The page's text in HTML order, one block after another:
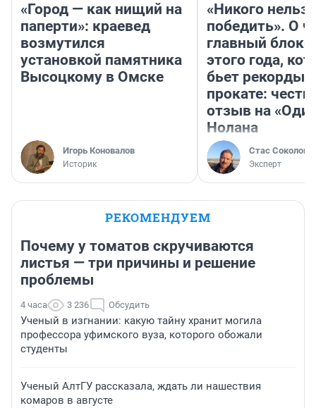
«Город — как нищий на
паперти»: краевед
возмутился
установкой памятника
Высоцкому в Омске
Игорь Коновалов
Историк
«Никого нельзя
победить». О
главный
этого года,
бьет рекорды в
прокате:
отзыв на
Нолана
Стас Соколов
Эксперт
РЕКОМЕНДУЕМ
Почему у томатов скручиваются
листья — три причины и решение
проблемы
4 часа 3 236 Обсудить
Ученый в изгнании: какую тайну хранит могила
профессора уфимского вуза, которого обожали
студенты
Ученый АлтГУ рассказала, ждать ли нашествия
комаров в августе